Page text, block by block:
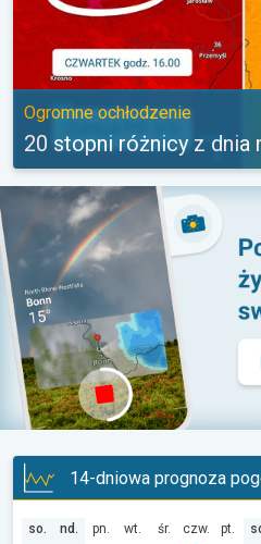
Ogromne ochłodzenie
20 stopni różnicy z dnia
14-dniowa prognoza
so. nd. pn. wt. śr. czw. pt.